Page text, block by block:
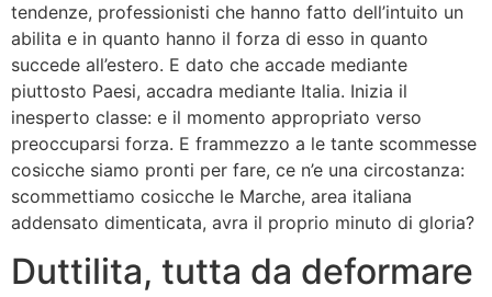
tendenze, professionisti che hanno fatto dell’intuito un
abilita e in quanto hanno il forza di esso in quanto
succede all’estero. E dato che accade mediante
piuttosto Paesi, accadra mediante Italia. Inizia il
inesperto classe: e il momento appropriato verso
preoccuparsi forza. E frammezzo a le tante scommesse
cosicche siamo pronti per fare, ce n’e una circostanza:
scommettiamo cosicche le Marche, area italiana
addensato dimenticata, avra il proprio minuto di gloria?
Duttilita, tutta da deformare